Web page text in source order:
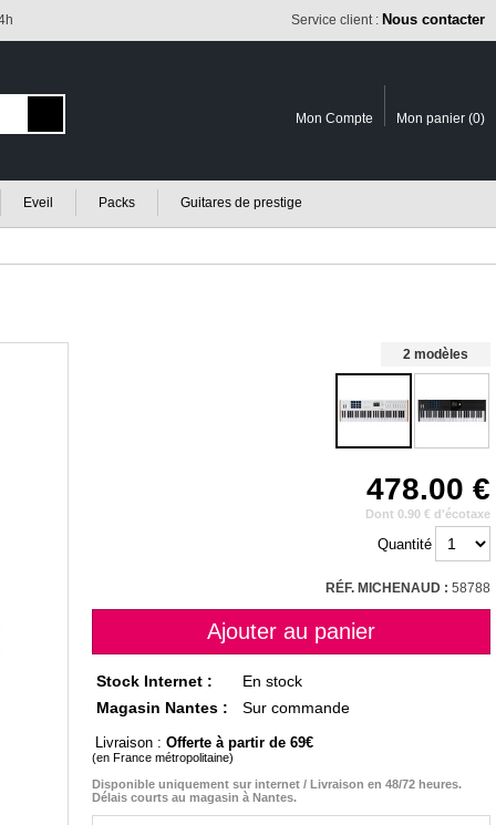
Service client : Nous contacter
Mon Compte Mon panier (0)
Eveil Packs Guitares de prestige
2 modèles
478.00
Dont 0.90 € d'écotaxe
Quantité
RÉF. MICHENAUD : 58788
Stock Internet :
En stock
Magasin Nantes :
Sur commande
Livraison : Offerte à partir de 69
(en France métropolitaine)
Disponible uniquement sur internet / Livraison en 48/72 heures.
Délais courts au magasin à Nantes.